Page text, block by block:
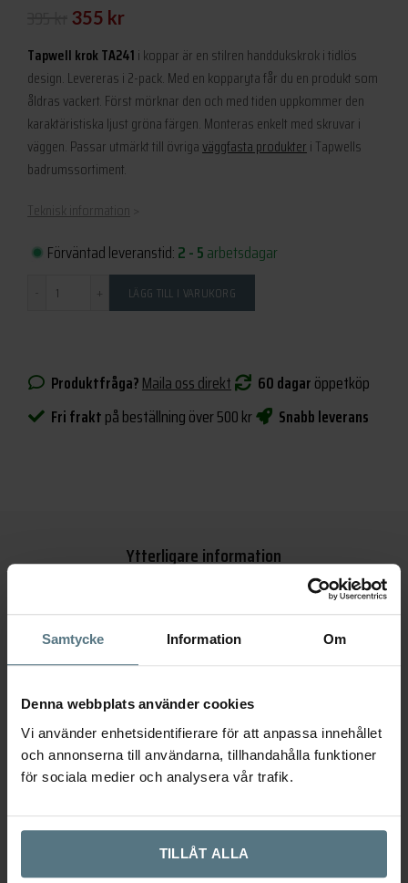
Samtycke Information Om
Denna webbplats använder cookies
Vi använder enhetsidentifierare för att anpassa innehållet
och annonserna till användarna, tillhandahålla funktioner
för sociala medier och analysera vår trafik.
TILLÅT ALLA
Det
ursprungliga
priset
var:
395 kr.
355 krDet
nuvarande
priset
är:
355 kr.
Tapwell krok TA241 i koppar är en stilren handdukskrok i tidlös
design. Levereras i 2-pack. Med en kopparyta får du en produkt som
åldras vackert. Först mörknar den och med tiden uppkommer den
karaktäristiska ljust gröna färgen. Monteras enkelt med skruvar i
väggen. Passar utmärkt till övrigaväggfasta produkter i Tapwells
badrumssortiment.
Teknisk information
Förväntad leveranstid:2 - 5arbetsdagar
LÄGG TILL I VARUKORG
Produktfråga?Maila oss direkt 60 dagaröppetköp
Fri fraktpå beställning över 500 kr Snabb leverans
Ytterligare information
Recensioner (0)
Utförande Koppar
Serie TA241
Varumärke Tapwell